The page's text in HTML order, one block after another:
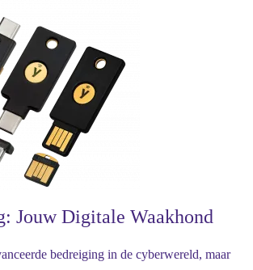
Jouw Digitale Waakhond
bedreiging in de cyberwereld, maar